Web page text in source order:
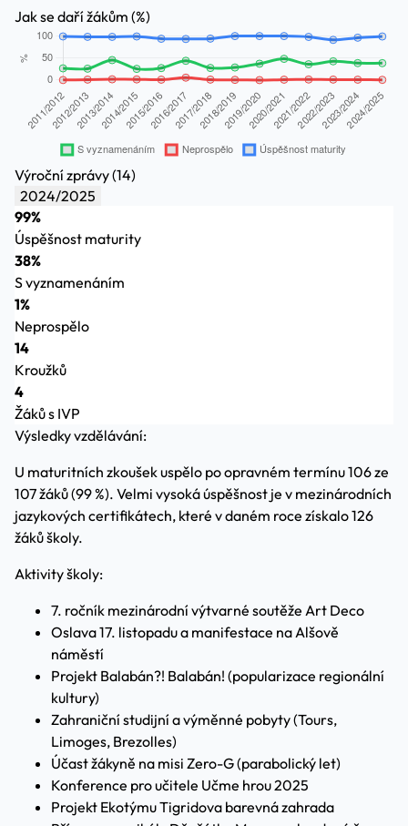
Jak se daří žákům (%)
Výroční zprávy (14)
2024/2025
99%
Úspěšnost maturity
38%
S vyznamenáním
1%
Neprospělo
14
Kroužků
4
Žáků s IVP
Výsledky vzdělávání:
U maturitních zkoušek uspělo po opravném termínu 106 ze
107 žáků (99 %). Velmi vysoká úspěšnost je v mezinárodních
jazykových certifikátech, které v daném roce získalo 126
žáků školy.
Aktivity školy:
7. ročník mezinárodní výtvarné soutěže Art Deco
Oslava 17. listopadu a manifestace na Alšově
náměstí
Projekt Balabán?! Balabán! (popularizace regionální
kultury)
Zahraniční studijní a výměnné pobyty (Tours,
Limoges, Brezolles)
Účast žákyně na misi Zero-G (parabolický let)
Konference pro učitele Učme hrou 2025
Projekt Ekotýmu Tigridova barevná zahrada